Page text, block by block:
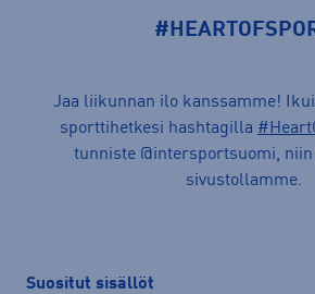
Jaa liikunnan ilo kanssamme!
sporttihetkesi hashtagilla
tunniste @intersportsuomi, niin
sivustollamme.
Suositut sisällöt